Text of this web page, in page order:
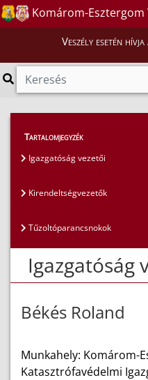
Komárom-Esztergom
Veszély esetén
Magunkról
Igazgatóság vezetői
Tartalomjegyzék
Igazgatóság vezetői
Kirendeltségvezetők
Tűzoltóparancsnokok
Igazgatóság
Békés Roland
Munkahely: Komárom-
Katasztrófavédelmi